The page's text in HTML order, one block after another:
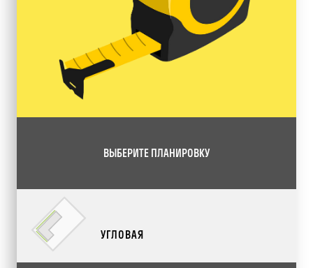
ВЫБЕРИТЕ ПЛАНИРОВКУ
УГЛОВАЯ